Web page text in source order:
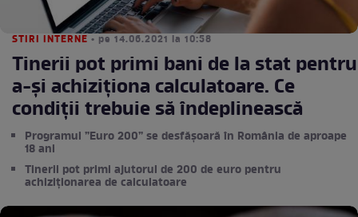
STIRI INTERNE • pe 14.06.2021 la 10:58
Tinerii pot primi bani de la stat pentru
a-și achiziționa calculatoare. Ce
condiții trebuie să îndeplinească
Programul ”Euro 200” se desfășoară în România de aproape
18 ani
Tinerii pot primi ajutorul de 200 de euro pentru
achiziționarea de calculatoare